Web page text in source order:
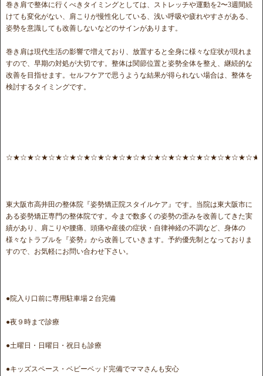
巻き肩で整体に行くべきタイミングとしては、ストレッチや運動を2〜3週間続
けても変化がない、肩こりが慢性化している、浅い呼吸や疲れやすさがある、
姿勢を意識しても改善しないなどのサインがあります。
巻き肩は現代生活の影響で増えており、放置すると全身に様々な症状が現れま
すので、早期の対処が大切です。整体は関節位置と姿勢全体を整え、継続的な
改善を目指せます。セルフケアで思うような結果が得られない場合は、整体を
検討するタイミングです。
東大阪市高井田の整体院『姿勢矯正院スタイルケア』です。当院は東大阪市に
ある姿勢矯正専門の整体院です。今まで数多くの姿勢の歪みを改善してきた実
績があり、肩こりや腰痛、頭痛や産後の症状・自律神経の不調など、身体の
様々なトラブルを『姿勢』から改善していきます。予約優先制となっておりま
すので、お気軽にお問い合わせ下さい。
●院入り口前に専用駐車場２台完備
●夜９時まで診療
●土曜日・日曜日・祝日も診療
●キッズスペース・ベビーベッド完備でママさんも安心